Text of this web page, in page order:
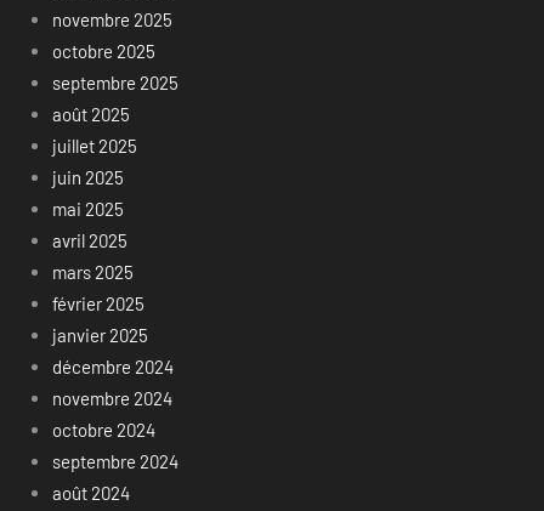
novembre 2025
octobre 2025
septembre 2025
août 2025
juillet 2025
juin 2025
mai 2025
avril 2025
mars 2025
février 2025
janvier 2025
décembre 2024
novembre 2024
octobre 2024
septembre 2024
août 2024